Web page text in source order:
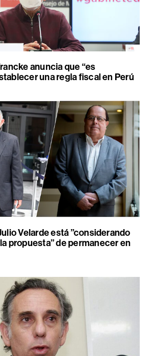
anuncia que “es
una regla fiscal en Perú
Velarde está ”considerando
propuesta” de permanecer en